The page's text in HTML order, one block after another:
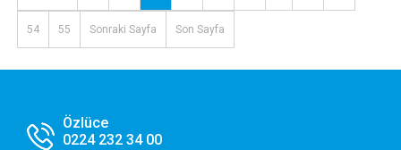
54 55 Sonraki Sayfa Son Sayfa
Özlüce
0224 232 34 00